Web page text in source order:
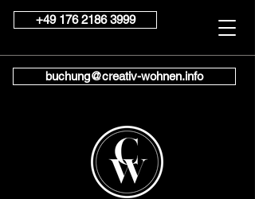
+49 176 2186 3999
buchung@creativ-wohnen.info